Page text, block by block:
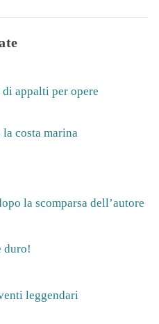
appalti per opere
la costa marina
la scomparsa dell’autore
duro!
leggendari